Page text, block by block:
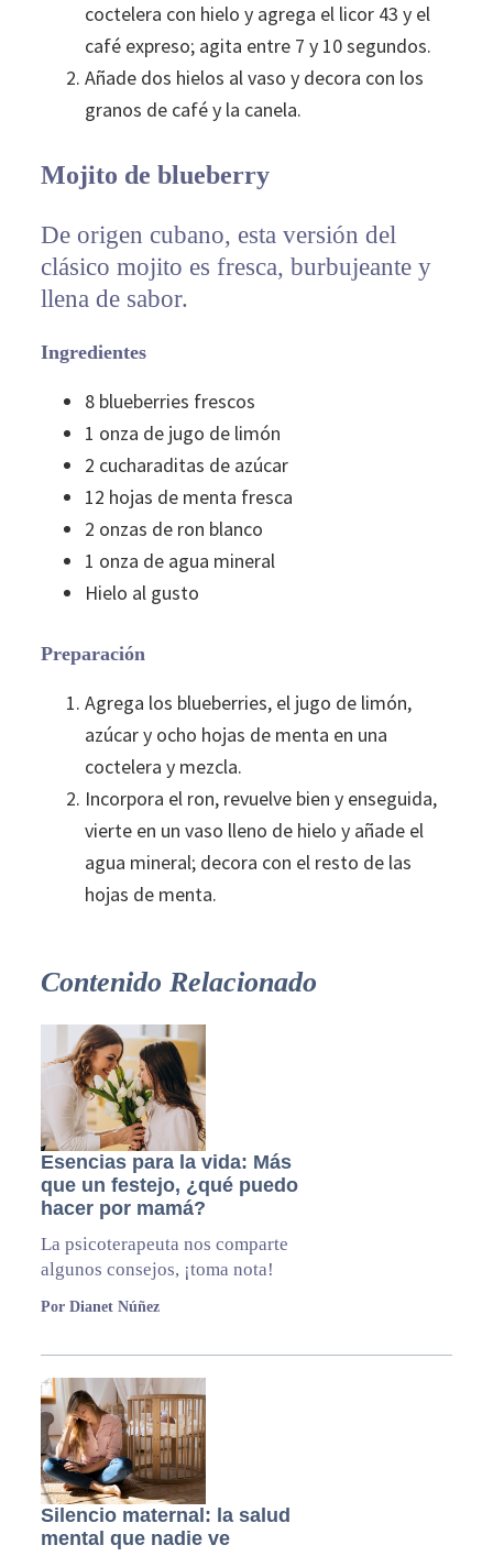
coctelera con hielo y agrega el licor 43 y el
café expreso; agita entre 7 y 10 segundos.
Añade dos hielos al vaso y decora con los
granos de café y la canela.
Mojito de blueberry
De origen cubano, esta versión del
clásico mojito es fresca, burbujeante y
llena de sabor.
Ingredientes
8 blueberries frescos
1 onza de jugo de limón
2 cucharaditas de azúcar
12 hojas de menta fresca
2 onzas de ron blanco
1 onza de agua mineral
Hielo al gusto
Preparación
Agrega los blueberries, el jugo de limón,
azúcar y ocho hojas de menta en una
coctelera y mezcla.
Incorpora el ron, revuelve bien y enseguida,
vierte en un vaso lleno de hielo y añade el
agua mineral; decora con el resto de las
hojas de menta.
Contenido Relacionado
Esencias para la vida: Más
que un festejo, ¿qué puedo
hacer por mamá?
La psicoterapeuta nos comparte
algunos consejos, ¡toma nota!
Por Dianet Núñez
Silencio maternal: la salud
mental que nadie ve